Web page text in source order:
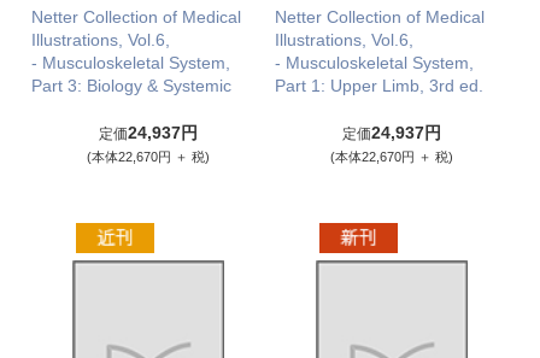
Netter Collection of Medical
Illustrations, Vol.6,
- Musculoskeletal System,
Part 3: Biology & Systemic
定価24,937円
(本体22,670円 ＋ 税)
Netter Collection of Medical
Illustrations, Vol.6,
- Musculoskeletal System,
Part 1: Upper Limb, 3rd ed.
定価24,937円
(本体22,670円 ＋ 税)